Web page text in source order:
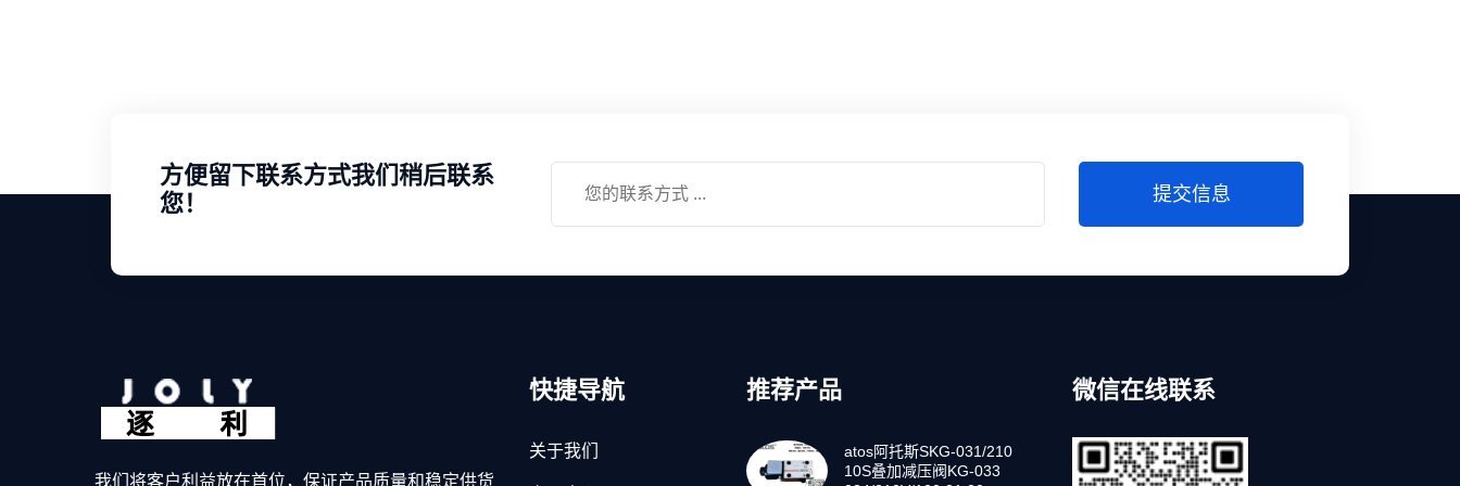
方便留下联系方式我们稍后联系
您！
提交信息
我们将客户利益放在首位，保证产品质量和稳定供货
快捷导航
关于我们
推荐产品
atos阿托斯SKG-031/210
10S叠加减压阀KG-033
微信在线联系